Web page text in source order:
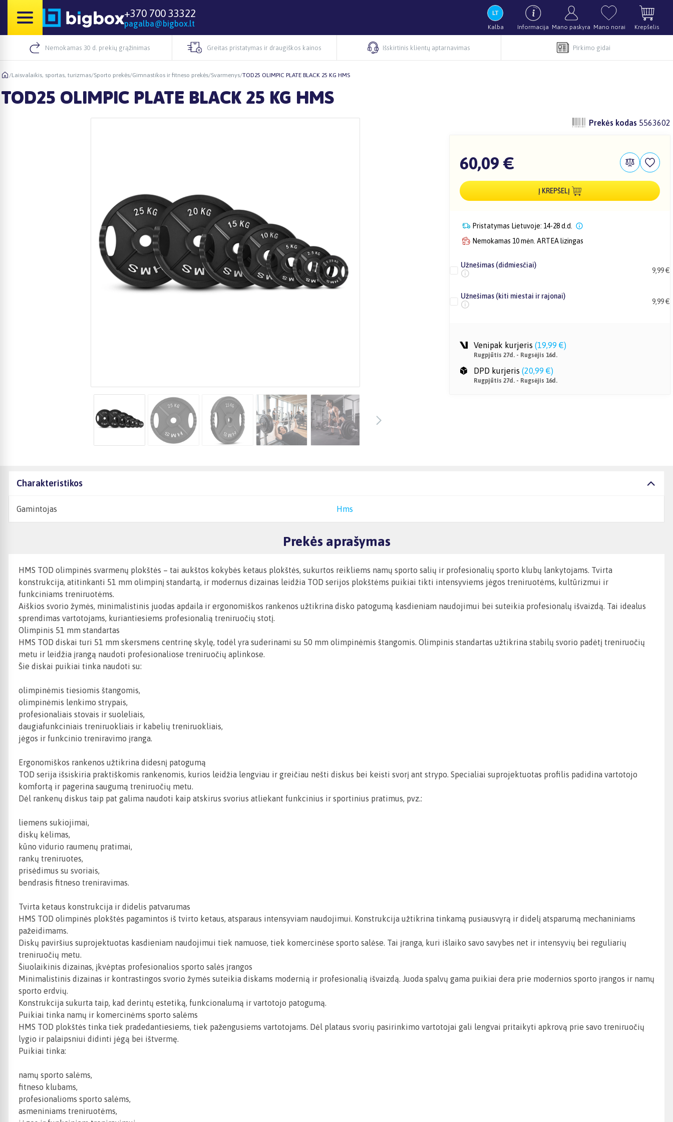
+370 700 33322
pagalba@bigbox.lt Kalba Informacija Mano paskyra Mano norai Krepšelis
Nemokamas 30 d. prekių grąžinimas Greitas pristatymas ir draugiškos kainos Išskirtinis klientų aptarnavimas Pirkimo gidai
/Laisvalaikis, sportas, turizmas/Sporto prekės/Gimnastikos ir fitneso prekės/Svarmenys/TOD25 OLIMPIC PLATE BLACK 25 KG HMS
TOD25 OLIMPIC PLATE BLACK 25 KG HMS
Prekės kodas 5563602
60,09 €
Į KREPŠELĮ
Pristatymas Lietuvoje: 14-28 d.d.
Nemokamas 10 mėn. ARTEA lizingas
Užnešimas (didmiesčiai)
9,99 €
Užnešimas (kiti miestai ir rajonai)
9,99 €
Venipak kurjeris (19,99 €)
Rugpjūtis 27d. - Rugsėjis 16d.
DPD kurjeris (20,99 €)
Rugpjūtis 27d. - Rugsėjis 16d.
Charakteristikos
Gamintojas Hms
Prekės aprašymas
HMS TOD olimpinės svarmenų plokštės – tai aukštos kokybės ketaus plokštės, sukurtos reikliems namų sporto salių ir profesionalių sporto klubų lankytojams. Tvirta
konstrukcija, atitinkanti 51 mm olimpinį standartą, ir modernus dizainas leidžia TOD serijos plokštėms puikiai tikti intensyviems jėgos treniruotėms, kultūrizmui ir
funkciniams treniruotėms.
Aiškios svorio žymės, minimalistinis juodas apdaila ir ergonomiškos rankenos užtikrina disko patogumą kasdieniam naudojimui bei suteikia profesionalų išvaizdą. Tai idealus
sprendimas vartotojams, kuriantiesiems profesionalią treniruočių stotį.
Olimpinis 51 mm standartas
HMS TOD diskai turi 51 mm skersmens centrinę skylę, todėl yra suderinami su 50 mm olimpinėmis štangomis. Olimpinis standartas užtikrina stabilų svorio padėtį treniruočių
metu ir leidžia įrangą naudoti profesionaliose treniruočių aplinkose.
Šie diskai puikiai tinka naudoti su:
olimpinėmis tiesiomis štangomis,
olimpinėmis lenkimo strypais,
profesionaliais stovais ir suoleliais,
daugiafunkciniais treniruokliais ir kabelių treniruokliais,
jėgos ir funkcinio treniravimo įranga.
Ergonomiškos rankenos užtikrina didesnį patogumą
TOD serija išsiskiria praktiškomis rankenomis, kurios leidžia lengviau ir greičiau nešti diskus bei keisti svorį ant strypo. Specialiai suprojektuotas profilis padidina vartotojo
komfortą ir pagerina saugumą treniruočių metu.
Dėl rankenų diskus taip pat galima naudoti kaip atskirus svorius atliekant funkcinius ir sportinius pratimus, pvz.:
liemens sukiojimai,
diskų kėlimas,
kūno vidurio raumenų pratimai,
rankų treniruotes,
prisėdimus su svoriais,
bendrasis fitneso treniravimas.
Tvirta ketaus konstrukcija ir didelis patvarumas
HMS TOD olimpinės plokštės pagamintos iš tvirto ketaus, atsparaus intensyviam naudojimui. Konstrukcija užtikrina tinkamą pusiausvyrą ir didelį atsparumą mechaniniams
pažeidimams.
Diskų paviršius suprojektuotas kasdieniam naudojimui tiek namuose, tiek komercinėse sporto salėse. Tai įranga, kuri išlaiko savo savybes net ir intensyvių bei reguliarių
treniruočių metu.
Šiuolaikinis dizainas, įkvėptas profesionalios sporto salės įrangos
Minimalistinis dizainas ir kontrastingos svorio žymės suteikia diskams modernią ir profesionalią išvaizdą. Juoda spalvų gama puikiai dera prie modernios sporto įrangos ir namų
sporto erdvių.
Konstrukcija sukurta taip, kad derintų estetiką, funkcionalumą ir vartotojo patogumą.
Puikiai tinka namų ir komercinėms sporto salėms
HMS TOD plokštės tinka tiek pradedantiesiems, tiek pažengusiems vartotojams. Dėl plataus svorių pasirinkimo vartotojai gali lengvai pritaikyti apkrovą prie savo treniruočių
lygio ir palaipsniui didinti jėgą bei ištvermę.
Puikiai tinka:
namų sporto salėms,
fitneso klubams,
profesionalioms sporto salėms,
asmeniniams treniruotėms,